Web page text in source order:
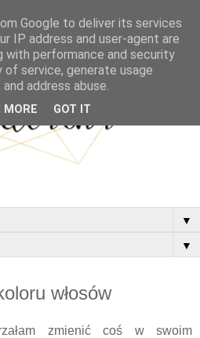
▼
▼
włosów
zmienić coś w swoim
Google to deliver its services
IP address and user-agent are
with performance and security
service, generate usage
address abuse.
MORE GOT IT